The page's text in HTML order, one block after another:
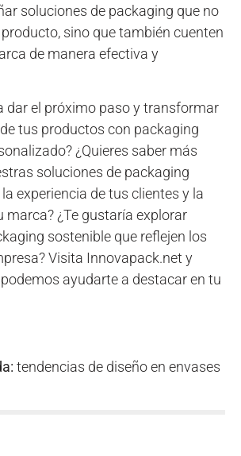
soluciones de packaging que no
sino que también cuenten
de manera efectiva y
dar el próximo paso y transformar
tus productos con packaging
¿Quieres saber más
soluciones de packaging
experiencia de tus clientes y la
marca? ¿Te gustaría explorar
sostenible que reflejen los
Visita Innovapack.net y
ayudarte a destacar en tu
tendencias de diseño en envases